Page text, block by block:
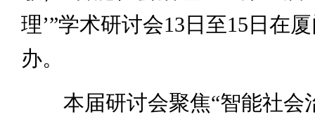
理’”学术研讨会13日至15日在
办。
本届研讨会聚焦“智能社会